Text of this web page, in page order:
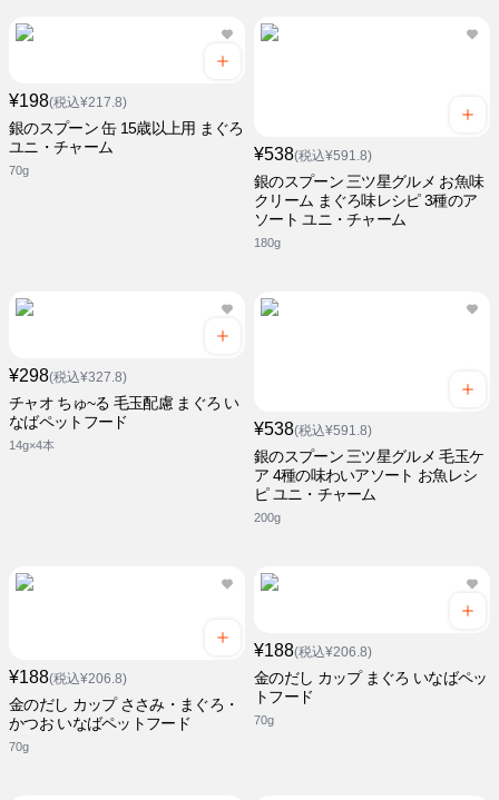
¥198(税込¥217.8)
銀のスプーン 缶 15歳以上用 まぐろ
ユニ・チャーム
70g
¥538(税込¥591.8)
銀のスプーン 三ツ星グルメ お魚味
クリーム まぐろ味レシピ 3種のア
ソート ユニ・チャーム
180g
¥298(税込¥327.8)
チャオ ちゅ~る 毛玉配慮 まぐろ い
なばペットフード
14g×4本
¥538(税込¥591.8)
銀のスプーン 三ツ星グルメ 毛玉ケ
ア 4種の味わいアソート お魚レシ
ピ ユニ・チャーム
200g
¥188(税込¥206.8)
金のだし カップ ささみ・まぐろ・
かつお いなばペットフード
70g
¥188(税込¥206.8)
金のだし カップ まぐろ いなばペッ
トフード
70g